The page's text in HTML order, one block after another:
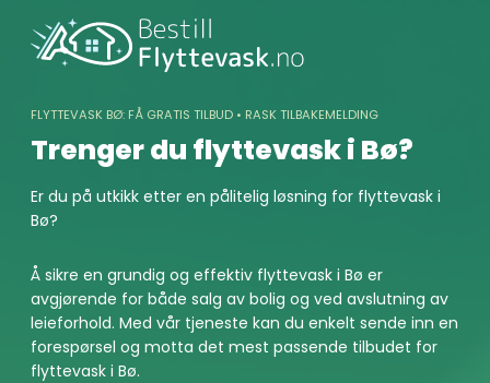
content
FLYTTEVASK BØ: FÅ GRATIS TILBUD • RASK TILBAKEMELDING
Trenger du flyttevask i Bø?
Er du på utkikk etter en pålitelig løsning for flyttevask i
Bø?
Å sikre en grundig og effektiv flyttevask i Bø er
avgjørende for både salg av bolig og ved avslutning av
leieforhold. Med vår tjeneste kan du enkelt sende inn en
forespørsel og motta det mest passende tilbudet for
flyttevask i Bø.